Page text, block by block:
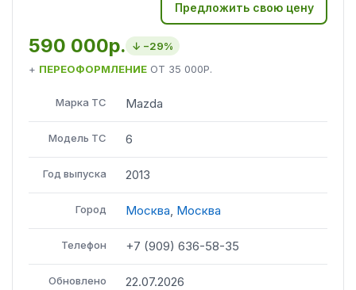
Предложить свою цену
590 000р. ↓ −29%
+ ПЕРЕОФОРМЛЕНИЕ ОТ 35 000Р.
Марка ТС Mazda
Модель ТС 6
Год выпуска 2013
Город Москва Москва
Телефон +7 (909) 636-58-35
Обновлено 22.07.2026